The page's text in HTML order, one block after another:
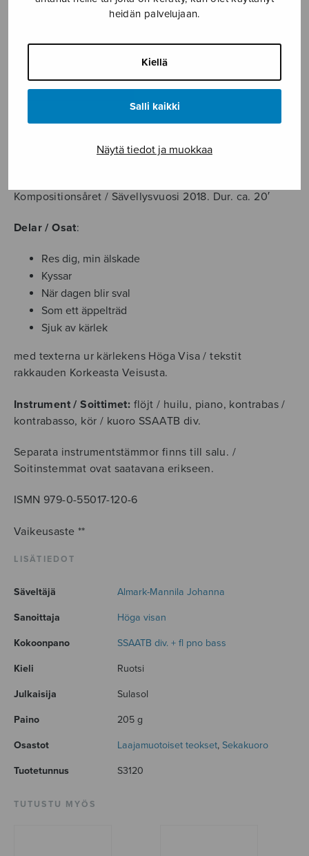
heidän palvelujaan.
Kiellä
Salli kaikki
Näytä tiedot ja muokkaa
määrä
Kompositionsåret / Sävellysvuosi 2018. Dur. ca. 20′
Delar / Osat:
Res dig, min älskade
Kyssar
När dagen blir sval
Som ett äppelträd
Sjuk av kärlek
med texterna ur kärlekens Höga Visa / tekstit
rakkauden Korkeasta Veisusta.
Instrument / Soittimet: flöjt / huilu, piano, kontrabas /
kontrabasso, kör / kuoro SSAATB div.
Separata instrumentstämmor finns till salu. /
Soitinstemmat ovat saatavana erikseen.
ISMN 979-0-55017-120-6
Vaikeusaste **
LISÄTIEDOT
Säveltäjä Almark-Mannila Johanna
Sanoittaja Höga visan
Kokoonpano SSAATB div. + fl pno bass
Kieli Ruotsi
Julkaisija Sulasol
Paino 205 g
Osastot Laajamuotoiset teokset, Sekakuoro
Tuotetunnus S3120
TUTUSTU MYÖS